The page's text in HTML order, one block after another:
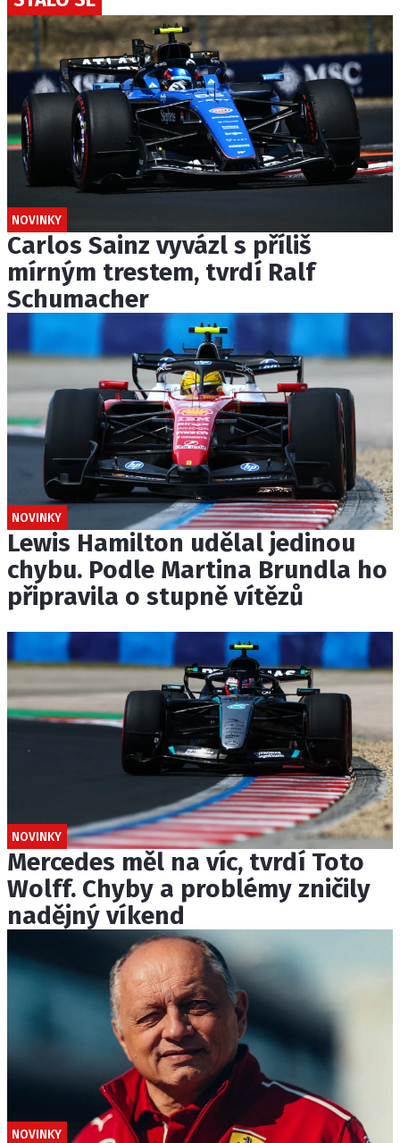
NOVINKY
Carlos Sainz vyvázl s příliš
mírným trestem, tvrdí Ralf
Schumacher
NOVINKY
Lewis Hamilton udělal jedinou
chybu. Podle Martina Brundla ho
připravila o stupně vítězů
NOVINKY
Mercedes měl na víc, tvrdí Toto
Wolff. Chyby a problémy zničily
nadějný víkend
NOVINKY